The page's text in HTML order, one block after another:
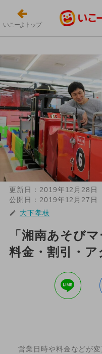
いこーよトップ
更新日： 2019年12月28日
公開日： 2019年12月27日
大下孝枝
「湘南あそび
料金・割引・ア
営業日時や料金などが